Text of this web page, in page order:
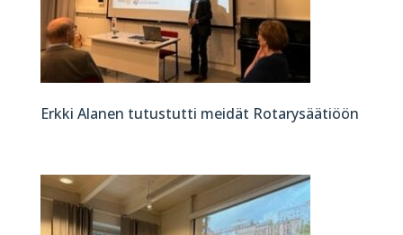
Erkki Alanen tutustutti meidät Rotarysäätiöön